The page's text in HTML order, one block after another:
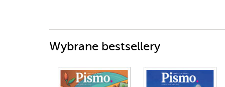
Wybrane bestsellery